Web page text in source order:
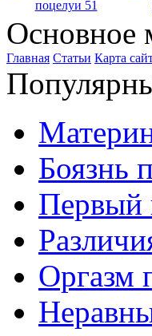
Основное
Главная Статьи Карта
Боязнь
Первый
Оргазм